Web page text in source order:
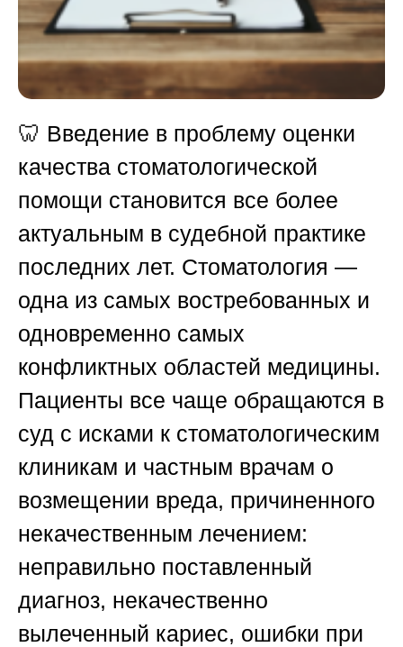
🦷 Введение в проблему оценки
качества стоматологической
помощи становится все более
актуальным в судебной практике
последних лет. Стоматология —
одна из самых востребованных и
одновременно самых
конфликтных областей медицины.
Пациенты все чаще обращаются в
суд с исками к стоматологическим
клиникам и частным врачам о
возмещении вреда, причиненного
некачественным лечением:
неправильно поставленный
диагноз, некачественно
вылеченный кариес, ошибки при